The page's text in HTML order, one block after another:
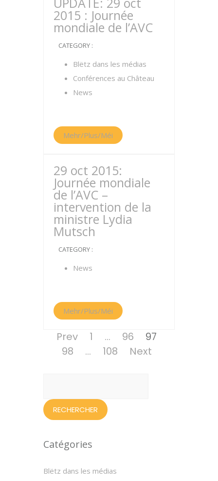
2015 : Journée
mondiale de l’AVC
CATEGORY :
Blëtz dans les médias
Conférences au Château
News
Mehr/Plus/Méi
29 oct 2015:
Journée mondiale
de l’AVC –
intervention de la
ministre Lydia
Mutsch
CATEGORY :
News
Mehr/Plus/Méi
Pagination
publications
Prev Page
1 … Page
96 Page
97
98
… Page
108 Next
Catégories
Blëtz dans les médias